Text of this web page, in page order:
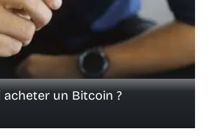
acheter un Bitcoin ?